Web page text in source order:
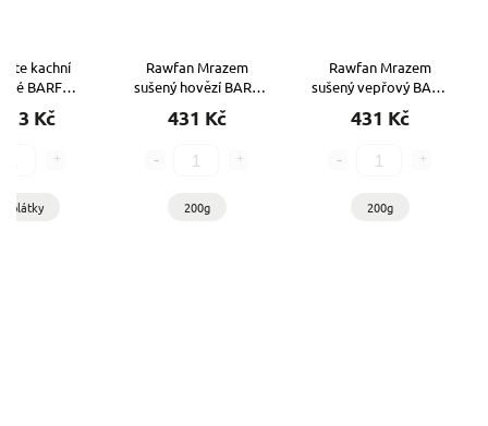
kachní
BARF
Kč
plátky
Rawfan Mrazem
sušený hovězí BARF
kompletní
431 Kč
200g
Rawfan Mrazem
sušený vepřový BARF
kompletní
431 Kč
200g